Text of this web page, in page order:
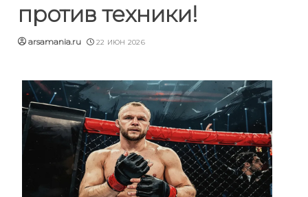
против техники!
arsamania.ru 22 ИЮН 2026